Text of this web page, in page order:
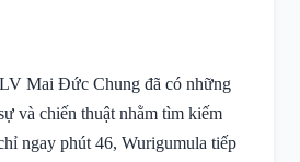
Mai Đức Chung đã có những
và chiến thuật nhằm tìm kiếm
ngay phút 46, Wurigumula tiếp